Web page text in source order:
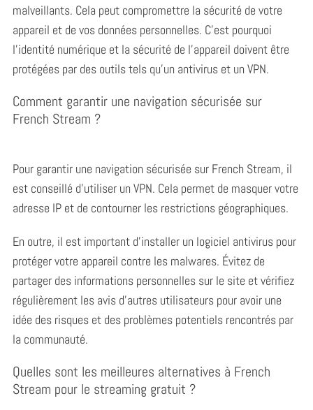
malveillants. Cela peut compromettre la sécurité de votre
appareil et de vos données personnelles. C’est pourquoi
l’identité numérique et la sécurité de l’appareil doivent être
protégées par des outils tels qu’un antivirus et un VPN.
Comment garantir une navigation sécurisée sur
French Stream ?
Pour garantir une navigation sécurisée sur French Stream, il
est conseillé d’utiliser un VPN. Cela permet de masquer votre
adresse IP et de contourner les restrictions géographiques.
En outre, il est important d’installer un logiciel antivirus pour
protéger votre appareil contre les malwares. Évitez de
partager des informations personnelles sur le site et vérifiez
régulièrement les avis d’autres utilisateurs pour avoir une
idée des risques et des problèmes potentiels rencontrés par
la communauté.
Quelles sont les meilleures alternatives à French
Stream pour le streaming gratuit ?
c
h
o
r